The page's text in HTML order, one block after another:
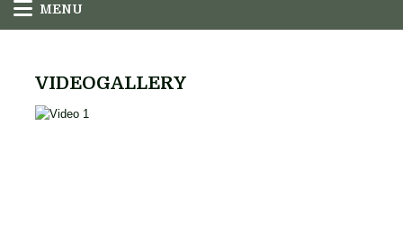
MENU
VIDEOGALLERY